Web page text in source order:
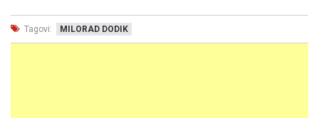
Tagovi: MILORAD DODIK